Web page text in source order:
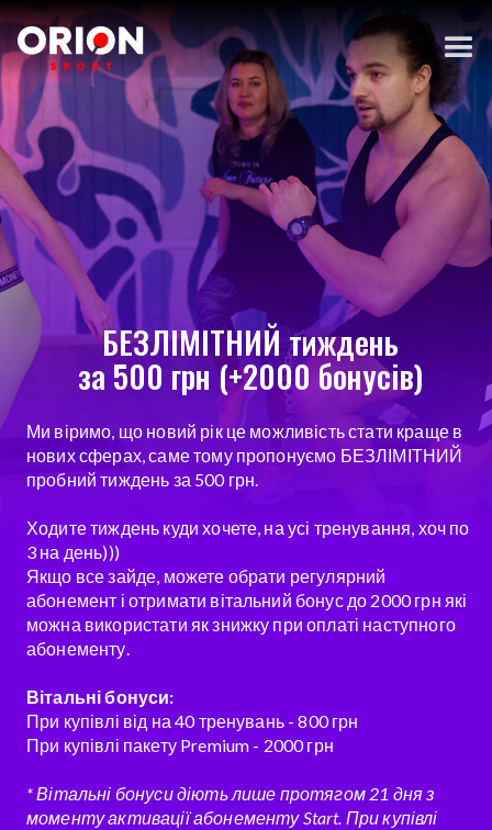
БЕЗЛІМІТНИЙ тиждень
за 500 грн (+2000 бонусів)
Ми віримо, що новий рік це можливість стати краще в
нових сферах, саме тому пропонуємо БЕЗЛІМІТНИЙ
пробний тиждень за 500 грн.
Ходите тиждень куди хочете, на усі тренування, хоч по
3 на день)))
Якщо все зайде, можете обрати регулярний
абонемент і отримати вітальний бонус до 2000 грн які
можна використати як знижку при оплаті наступного
абонементу.
Вітальні бонуси:
При купівлі від на 40 тренувань - 800 грн
При купівлі пакету Premium - 2000 грн
* Вітальні бонуси діють лише протягом 21 дня з
моменту активації абонементу Start. При купівлі